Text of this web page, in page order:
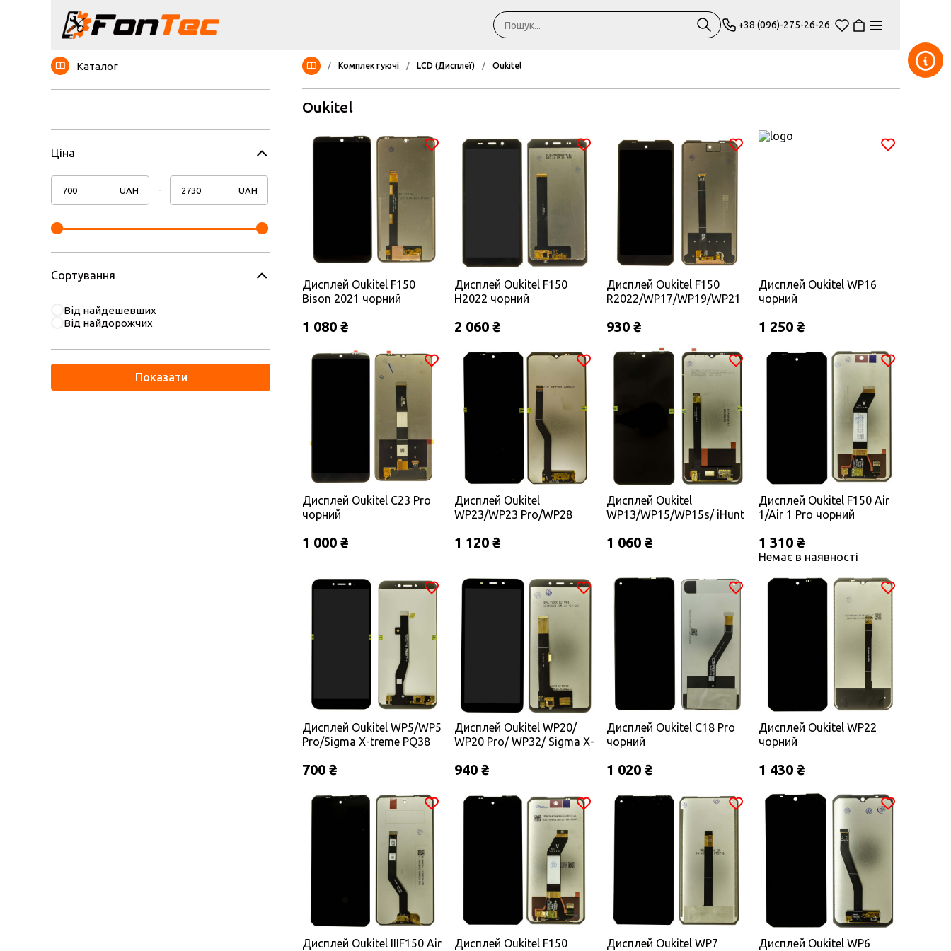
+38 (096)-275-26-26
Каталог
Ціна
UAH UAH
Сортування
Від найдешевших
Від найдорожчих
Показати
/ Комплектуючі / LCD (Дисплеї) / Oukitel
Oukitel
Дисплей Oukitel F150
Bison 2021 чорний
1 080 ₴
Дисплей Oukitel F150
H2022 чорний
2 060 ₴
Дисплей Oukitel F150
R2022/WP17/WP19/WP21
930 ₴
Дисплей Oukitel WP16
чорний
1 250 ₴
Дисплей Oukitel C23 Pro
чорний
1 000 ₴
Дисплей Oukitel
WP23/WP23 Pro/WP28
1 120 ₴
Дисплей Oukitel
WP13/WP15/WP15s/ iHunt
1 060 ₴
Дисплей Oukitel F150 Air
1/Air 1 Pro чорний
1 310 ₴
Немає в наявності
Дисплей Oukitel WP5/WP5
Pro/Sigma X-treme PQ38
700 ₴
Дисплей Oukitel WP20/
WP20 Pro/ WP32/ Sigma X-
940 ₴
Дисплей Oukitel C18 Pro
чорний
1 020 ₴
Дисплей Oukitel WP22
чорний
1 430 ₴
Дисплей Oukitel IIIF150 Air Дисплей Oukitel F150 Дисплей Oukitel WP7 Дисплей Oukitel WP6